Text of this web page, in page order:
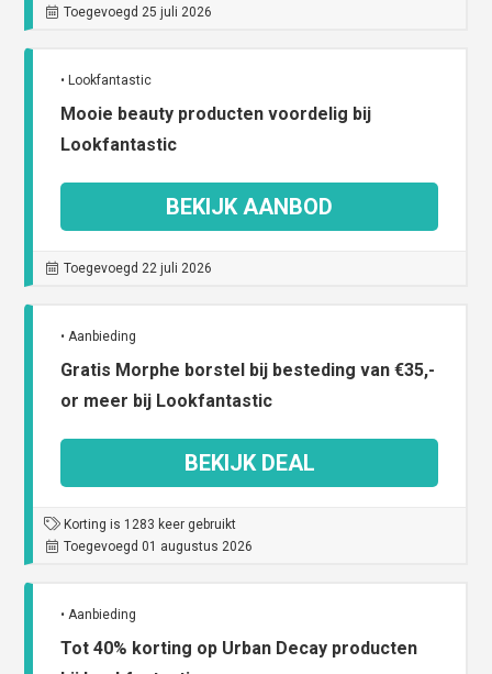
Toegevoegd 25 juli 2026
• Lookfantastic
Mooie beauty producten voordelig bij
Lookfantastic
BEKIJK AANBOD
Toegevoegd 22 juli 2026
• Aanbieding
Gratis Morphe borstel bij besteding van €35,-
or meer bij Lookfantastic
BEKIJK DEAL
Korting is 1283 keer gebruikt
Toegevoegd 01 augustus 2026
• Aanbieding
Tot 40% korting op Urban Decay producten